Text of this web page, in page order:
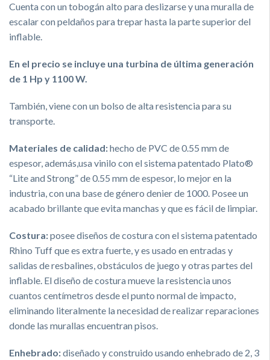
Cuenta con un tobogán alto para deslizarse y una muralla de
escalar con peldaños para trepar hasta la parte superior del
inflable.
En el precio se incluye una turbina de última generación
de 1 Hp y 1100 W.
También, viene con un bolso de alta resistencia para su
transporte.
Materiales de calidad:hecho de PVC de 0.55 mm de
espesor, además,usa vinilo con el sistema patentado Plato®
“Lite and Strong” de 0.55 mm de espesor, lo mejor en la
industria, con una base de género denier de 1000. Posee un
acabado brillante que evita manchas y que es fácil de limpiar.
Costura:posee diseños de costura con el sistema patentado
Rhino Tuff que es extra fuerte, y es usado en entradas y
salidas de resbalines, obstáculos de juego y otras partes del
inflable. El diseño de costura mueve la resistencia unos
cuantos centímetros desde el punto normal de impacto,
eliminando literalmente la necesidad de realizar reparaciones
donde las murallas encuentran pisos.
Enhebrado:diseñado y construido usando enhebrado de 2, 3